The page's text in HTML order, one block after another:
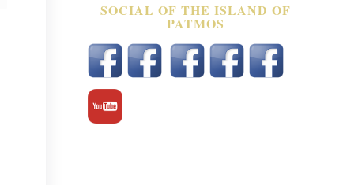
SOCIAL OF THE ISLAND OF
PATMOS